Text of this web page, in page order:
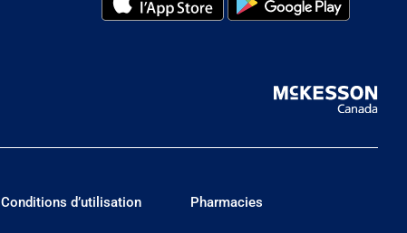
Conditions d’utilisation
Pharmacies